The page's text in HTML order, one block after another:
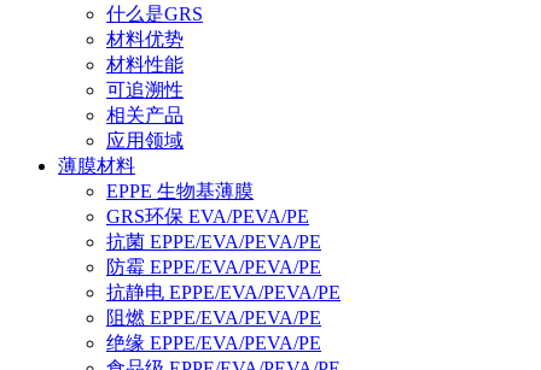
什么是GRS
材料优势
材料性能
可追溯性
相关产品
应用领域
薄膜材料
EPPE 生物基薄膜
GRS环保 EVA/PEVA/PE
抗菌 EPPE/EVA/PEVA/PE
防霉 EPPE/EVA/PEVA/PE
抗静电 EPPE/EVA/PEVA/PE
阻燃 EPPE/EVA/PEVA/PE
绝缘 EPPE/EVA/PEVA/PE